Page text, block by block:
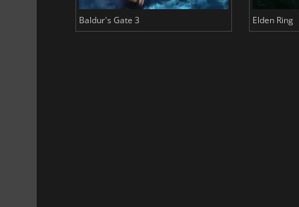
Baldur's Gate 3 Elden Ring